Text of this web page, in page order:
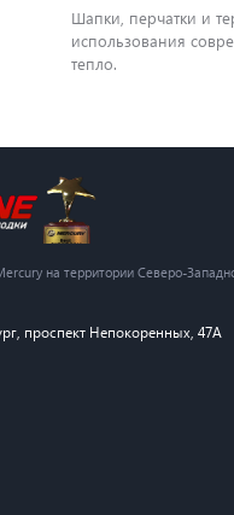
Шапки, перчатки и
использования
тепло.
на территории Северо-
, проспект Непокоренных, 47А